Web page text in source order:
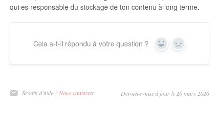
qui es responsable du stockage de ton contenu à long terme.
Cela a-t-il répondu à votre question ? Oui Non
Besoin d'aide ?Nous contacter Dernière mise à jour le 20 mars 2026